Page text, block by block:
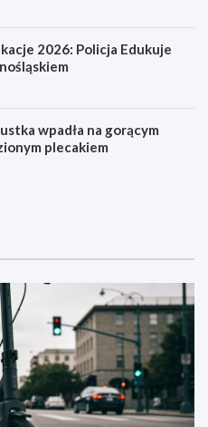
2026: Policja Edukuje
wpadła na gorącym
plecakiem